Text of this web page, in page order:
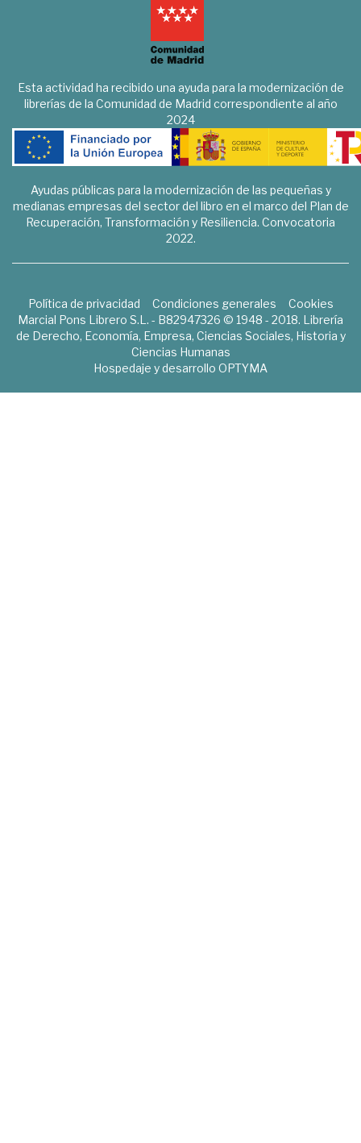
Esta actividad ha recibido una ayuda para la modernización de
librerías de la Comunidad de Madrid correspondiente al año
2024
Ayudas públicas para la modernización de las pequeñas y
medianas empresas del sector del libro en el marco del Plan de
Recuperación, Transformación y Resiliencia. Convocatoria
2022.
Política de privacidad Condiciones generales
Cookies
Marcial Pons Librero S.L. - B82947326 © 1948 - 2018. Librería
de Derecho, Economía, Empresa, Ciencias Sociales, Historia y
Ciencias Humanas
Hospedaje y desarrollo OPTYMA